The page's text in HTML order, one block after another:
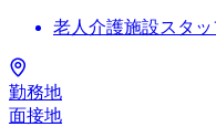
老人介護施設スタッ
勤務地
面接地